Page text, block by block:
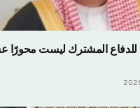
للدفاع المشترك ليست محورًا